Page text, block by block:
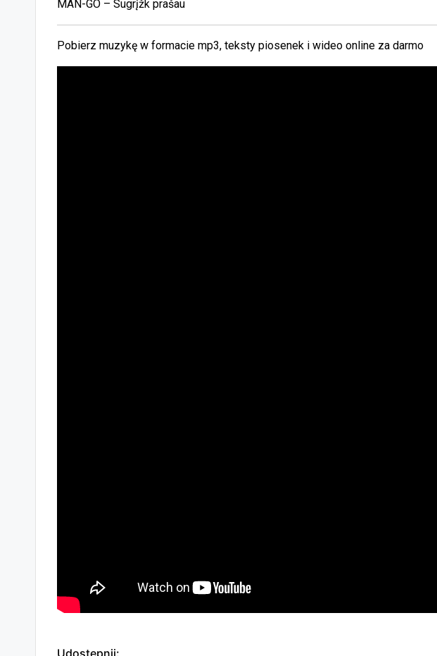
MAN-GO – Sugrįžk prašau
Pobierz muzykę w formacie mp3, teksty piosenek i wideo online za darmo
Udostępnij: